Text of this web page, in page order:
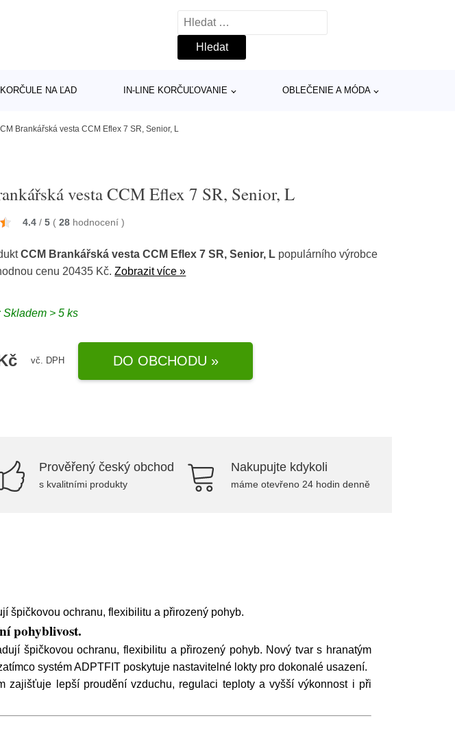
Vyhledávání
KORČULE NA ĽAD IN-LINE KORČUĽOVANIE OBLEČENIE A MÓDA
Brankářská vesta CCM Eflex 7 SR, Senior, L
vesta CCM Eflex 7 SR, Senior, L
4.4 / 5 ( 28 hodnocení)
CCM Brankářská vesta CCM Eflex 7 SR, Senior, L populárního výrobce
cenu 20435 Kč.Zobrazit více »
Skladem > 5 ks
vč. DPH DO OBCHODU »
Prověřený český obchod
s kvalitními produkty
Nakupujte kdykoli
máme otevřeno 24 hodin denně
špičkovou ochranu, flexibilitu a přirozený pohyb.
pohyblivost.
špičkovou ochranu, flexibilitu a přirozený pohyb. Nový tvar s hranatým
systém ADPTFIT poskytuje nastavitelné lokty pro dokonalé usazení.
zajišťuje lepší proudění vzduchu, regulaci teploty a vyšší výkonnost i při